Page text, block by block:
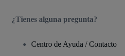
¿Tienes alguna pregunta?
Centro de Ayuda / Contacto